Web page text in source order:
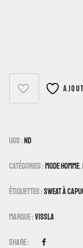
UGS : ND
Catégories : Mode Homme,
Étiquettes :Sweat À
Marque :Vissla
Share :